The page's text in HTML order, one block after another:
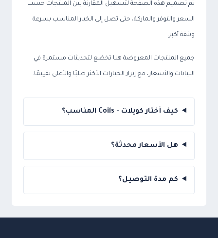
تم تصميم هذه الصفحة لتسهيل المقارنة بين المنتجات حسب
السعر والتوفر والماركة، حتى تصل إلى الخيار المناسب بسرعة
وبثقة أكبر.
جميع المنتجات المعروضة هنا تخضع لتحديثات مستمرة في
البيانات والأسعار، مع إبراز الخيارات الأكثر طلبًا والأعلى تقييمًا.
كيف أختار كويلات - Coils المناسب؟
هل الأسعار محدثة؟
كم مدة التوصيل؟